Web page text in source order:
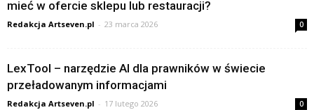
mieć w ofercie sklepu lub restauracji?
Redakcja Artseven.pl - 23 marca 2026 0
LexTool – narzędzie AI dla prawników w świecie
przeładowanym informacjami
Redakcja Artseven.pl - 17 lutego 2026 0